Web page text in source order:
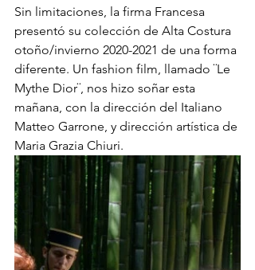
Sin limitaciones, la firma Francesa
presentó su colección de Alta Costura
otoño/invierno 2020-2021 de una forma
diferente. Un fashion film, llamado ¨Le
Mythe Dior¨, nos hizo soñar esta
mañana, con la dirección del Italiano
Matteo Garrone, y dirección artística de
Maria Grazia Chiuri.